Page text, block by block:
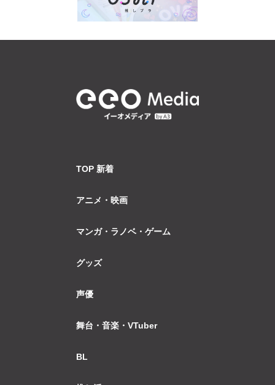
TOP 新着
アニメ・映画
マンガ・ラノベ・ゲーム
グッズ
声優
舞台・音楽・VTuber
BL